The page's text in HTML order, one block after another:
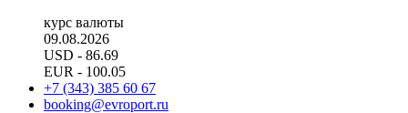
курс валюты
09.08.2026
USD - 86.69
EUR - 100.05
+7 (343) 385 60 67
booking@evroport.ru